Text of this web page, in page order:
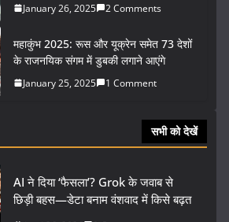
January 26, 2025 2 Comments
महाकुंभ 2025: रूस और यूक्रेन समेत 73 देशों
के राजनयिक संगम में डुबकी लगाने आएंगे
January 25, 2025 1 Comment
सभी को देखें
AI ने दिया ‘फैसला’? Grok के जवाब से
छिड़ी बहस—डेटा बनाम वंशवाद में किसे बढ़त